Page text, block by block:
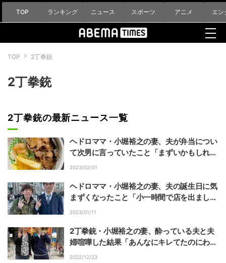
TOP ランキング ニュース スポーツ アニメ エン
TOP 2丁拳銃
2丁拳銃
2丁拳銃の最新ニュース一覧
ヘドロママ・小堀裕之の妻、夫が弁当につい
て次男に言っていたこと「まずいかもしれへ
んけど」
2023/02/01
ヘドロママ・小堀裕之の妻、夫の誕生日に気
まずくなったこと「小一時間で店を出まし
た」
2023/01/11
2丁拳銃・小堀裕之の妻、酔っている夫と夫
婦喧嘩した結果「あんなにキレてたのにわす
れるなんて」
2022/12/23